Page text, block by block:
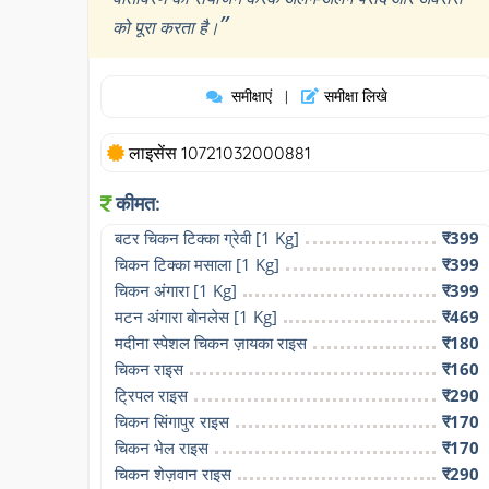
को पूरा करता है।”
समीक्षाएं | समीक्षा लिखे
लाइसेंस 10721032000881
कीमत:
बटर चिकन टिक्का ग्रेवी [1 Kg]
₹399
चिकन टिक्का मसाला [1 Kg]
₹399
चिकन अंगारा [1 Kg]
₹399
मटन अंगारा बोनलेस [1 Kg]
₹469
मदीना स्पेशल चिकन ज़ायका राइस
₹180
चिकन राइस
₹160
ट्रिपल राइस
₹290
चिकन सिंगापुर राइस
₹170
चिकन भेल राइस
₹170
चिकन शेज़वान राइस
₹290